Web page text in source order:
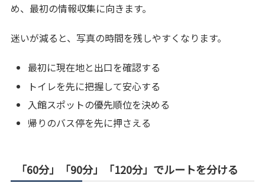
め、最初の情報収集に向きます。
迷いが減ると、写真の時間を残しやすくなります。
最初に現在地と出口を確認する
トイレを先に把握して安心する
入館スポットの優先順位を決める
帰りのバス停を先に押さえる
「60分」「90分」「120分」でルートを分ける